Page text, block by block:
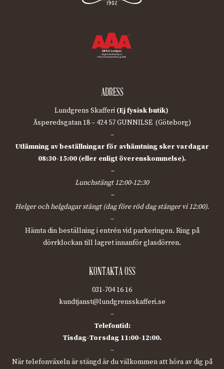
ADRESS
Lundgrens Skafferi (Ej fysisk butik)
Äsperedsgatan 18 – 424 57 GUNNILSE (Göteborg)
–
Utlämning av beställningar för avhämtning sker vardagar
08:30-15:00 (eller enligt överenskommelse).
–
Lunchstängt 12:00-12:30
–
Helger och helgdagar stängt (dag före röd dag stänger vi 12:00).
–
Hämta din beställning i entrén vid parkeringen. Ring på
dörrklockan till lagret innanför glasdörren.
KONTAKTA OSS
031-704 16 16
kundtjanst@lundgrensskafferi.se
–
Telefontid:
Tisdag-Torsdag 11:00-12:00.
–
När telefonväxeln är stängd är du välkommen att höra av dig på